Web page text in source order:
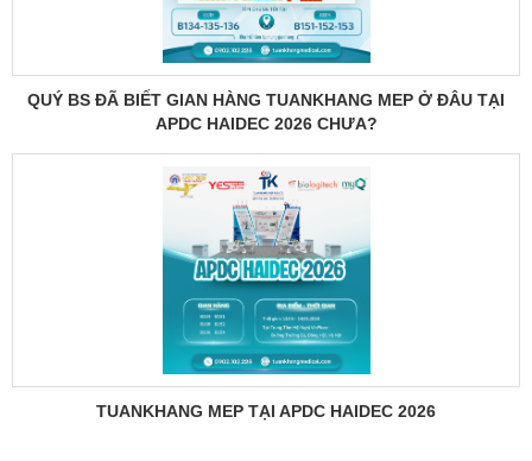
QUÝ BS ĐÃ BIẾT GIAN HÀNG TUANKHANG MEP Ở ĐÂU TẠI
APDC HAIDEC 2026 CHƯA?
TUANKHANG MEP TẠI APDC HAIDEC 2026